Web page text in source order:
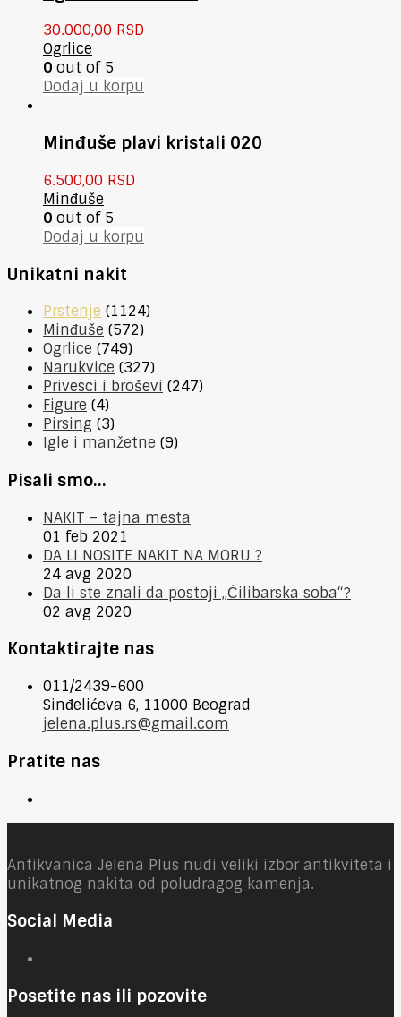
30.000,00 RSD
Ogrlice
0 out of 5
Dodaj u korpu
Minđuše plavi kristali 020
6.500,00 RSD
Minđuše
0 out of 5
Dodaj u korpu
Unikatni nakit
Prstenje (1124)
Minđuše (572)
Ogrlice (749)
Narukvice (327)
Privesci i broševi (247)
Figure (4)
Pirsing (3)
Igle i manžetne (9)
Pisali smo…
NAKIT – tajna mesta
01 feb 2021
DA LI NOSITE NAKIT NA MORU ?
24 avg 2020
Da li ste znali da postoji „Ćilibarska soba“?
02 avg 2020
Kontaktirajte nas
011/2439-600
Sinđelićeva 6, 11000 Beograd
jelena.plus.rs@gmail.com
Pratite nas
Antikvanica Jelena Plus nudi veliki izbor antikviteta i
unikatnog nakita od poludragog kamenja.
Social Media
Posetite nas ili pozovite